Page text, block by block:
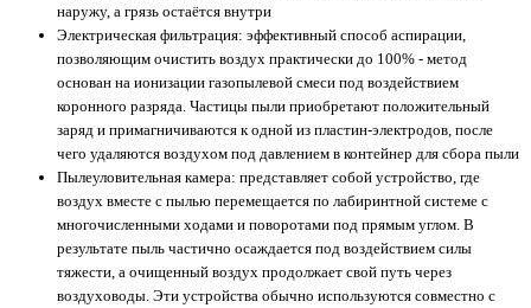
наружу, а грязь остаётся внутри
Электрическая фильтрация: эффективный способ аспирации,
позволяющим очистить воздух практически до 100% - метод
основан на ионизации газопылевой смеси под воздействием
коронного разряда. Частицы пыли приобретают положительный
заряд и примагничиваются к одной из пластин-электродов, после
чего удаляются воздухом под давлением в контейнер для сбора пыли
Пылеуловительная камера: представляет собой устройство, где
воздух вместе с пылью перемещается по лабиринтной системе с
многочисленными ходами и поворотами под прямым углом. В
результате пыль частично осаждается под воздействием силы
тяжести, а очищенный воздух продолжает свой путь через
воздуховоды. Эти устройства обычно используются совместно с